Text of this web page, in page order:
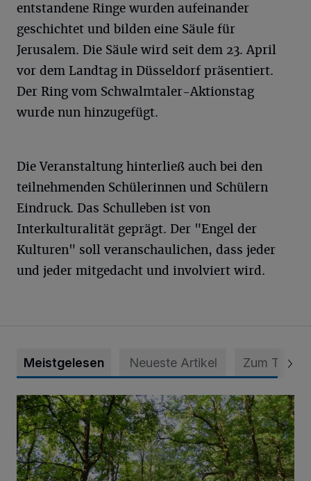
entstandene Ringe wurden aufeinander
geschichtet und bilden eine Säule für
Jerusalem. Die Säule wird seit dem 23. April
vor dem Landtag in Düsseldorf präsentiert.
Der Ring vom Schwalmtaler-Aktionstag
wurde nun hinzugefügt.
Die Veranstaltung hinterließ auch bei den
teilnehmenden Schülerinnen und Schülern
Eindruck. Das Schulleben ist von
Interkulturalität geprägt. Der "Engel der
Kulturen" soll veranschaulichen, dass jeder
und jeder mitgedacht und involviert wird.
Meistgelesen Neueste Artikel Zum Thema
Sommertour durch Naturpark